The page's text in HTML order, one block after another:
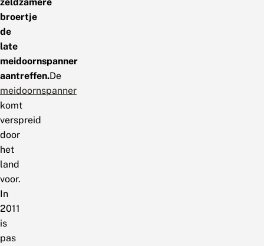
broertje
de
late
meidoornspanner
aantreffen.De
meidoornspanner
komt
verspreid
door
het
land
voor.
In
2011
is
pas